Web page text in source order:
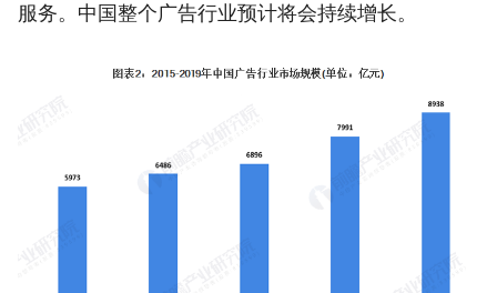
服务。中国整个广告行业预计将会持续增长。